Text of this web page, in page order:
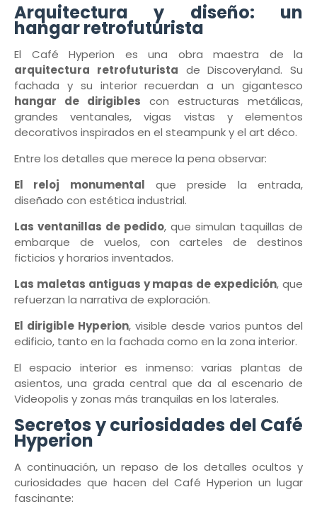
Arquitectura y diseño: un
hangar retrofuturista
El Café Hyperion es una obra maestra de la
arquitectura retrofuturista de Discoveryland. Su
fachada y su interior recuerdan a un gigantesco
hangar de dirigibles con estructuras metálicas,
grandes ventanales, vigas vistas y elementos
decorativos inspirados en el steampunk y el art déco.
Entre los detalles que merece la pena observar:
El reloj monumental que preside la entrada,
diseñado con estética industrial.
Las ventanillas de pedido, que simulan taquillas de
embarque de vuelos, con carteles de destinos
ficticios y horarios inventados.
Las maletas antiguas y mapas de expedición, que
refuerzan la narrativa de exploración.
El dirigible Hyperion, visible desde varios puntos del
edificio, tanto en la fachada como en la zona interior.
El espacio interior es inmenso: varias plantas de
asientos, una grada central que da al escenario de
Videopolis y zonas más tranquilas en los laterales.
Secretos y curiosidades del Café
Hyperion
A continuación, un repaso de los detalles ocultos y
curiosidades que hacen del Café Hyperion un lugar
fascinante: